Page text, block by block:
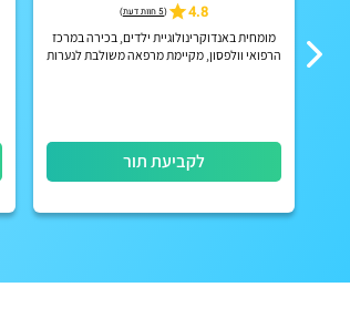
4.8
(5 חוות דעת )
מומחית באנדוקרינולוגיית ילדים, בכירה במרכז
הרפואי וולפסון, מקיימת מרפאה משולבת לנערות
לקביעת תור